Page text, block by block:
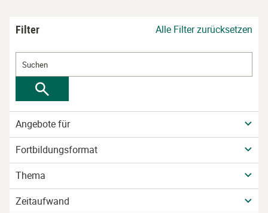
Filter Alle Filter zurücksetzen
Angebote für
Fortbildungsformat
Thema
Zeitaufwand